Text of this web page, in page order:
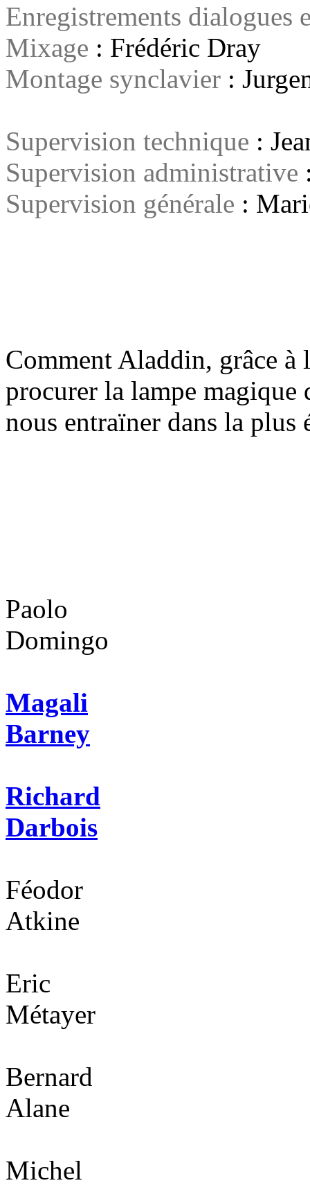
Enregistrements dialogues
Mixage : Frédéric Dray
Montage synclavier :
Supervision technique :
Supervision administrative
Supervision générale :
Comment Aladdin, grâce
procurer la lampe magique
nous entraïner dans la plus
Paolo
Domingo
Magali
Barney
Richard
Darbois
Féodor
Atkine
Eric
Métayer
Bernard
Alane
Michel